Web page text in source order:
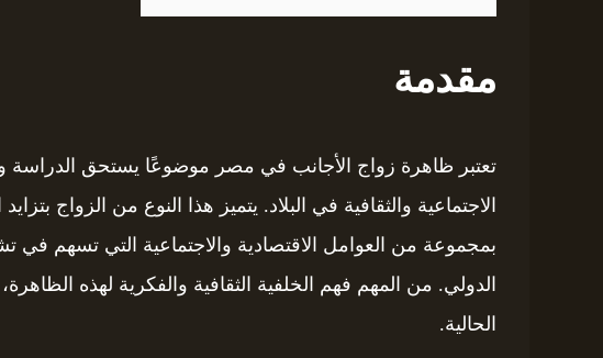
مقدمة
تعتبر ظاهرة زواج الأجانب في مصر موضوعًا يستحق الدراسة
الاجتماعية والثقافية في البلاد. يتميز هذا النوع من الزواج
بمجموعة من العوامل الاقتصادية والاجتماعية التي تسهم في
الدولي. من المهم فهم الخلفية الثقافية والفكرية لهذه
الحالية.